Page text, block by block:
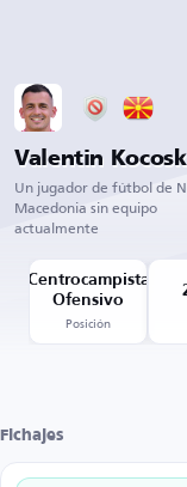
Valentin
Un jugador de fútbol de
Macedonia sin equipo
actualmente
Centrocampista
Ofensivo
Posición
Fichajes